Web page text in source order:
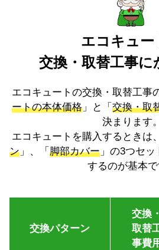
エコキュー
交換・取替工事に
エコキュートの交換・取替工事
ートの本体価格 」と「 交換・取
決まります。
エコキュートを購入するときは
ン」、「 脚部カバー」の3つセッ
するのが基本で
交換パターン
交換・
取替
事費